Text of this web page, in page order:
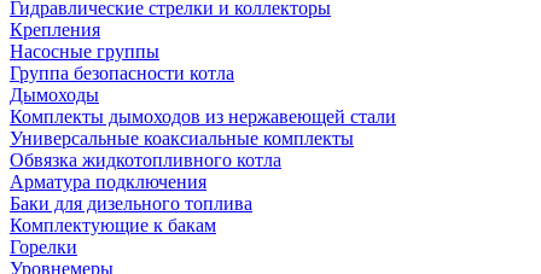
Гидравлические стрелки и коллекторы
Крепления
Насосные группы
Группа безопасности котла
Дымоходы
Комплекты дымоходов из нержавеющей стали
Универсальные коаксиальные комплекты
Обвязка жидкотопливного котла
Арматура подключения
Баки для дизельного топлива
Комплектующие к бакам
Горелки
Уровнемеры